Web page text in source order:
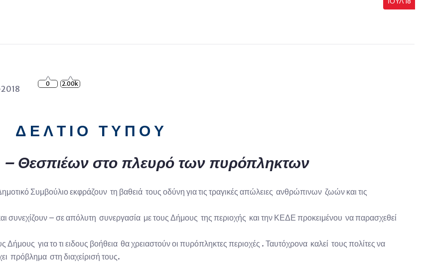
Δ Ε Λ Τ Ι Ο Τ Υ Π Ο Υ
– Θεσπιέων στο πλευρό των πυρόπληκτων
Συμβούλιο εκφράζουν τη βαθειά τους οδύνη για τις τραγικές απώλειες ανθρώπινων ζωών και τις
συνεχίζουν – σε απόλυτη συνεργασία με τους Δήμους της περιοχής και την ΚΕΔΕ προκειμένου να παρασχεθεί
για το τι ειδους βοήθεια θα χρειαστούν οι πυρόπληκτες περιοχές . Ταυτόχρονα καλεί τους πολίτες να
πρόβλημα στη διαχείρισή τους.
0 2.00k